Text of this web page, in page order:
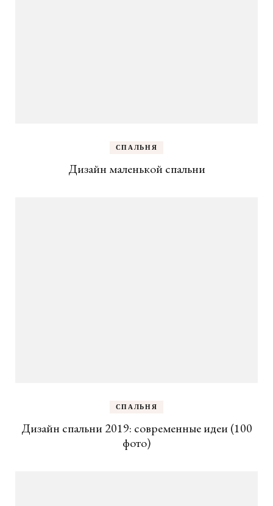
СПАЛЬНЯ
Дизайн маленькой спальни
СПАЛЬНЯ
Дизайн спальни 2019: современные идеи (100
фото)